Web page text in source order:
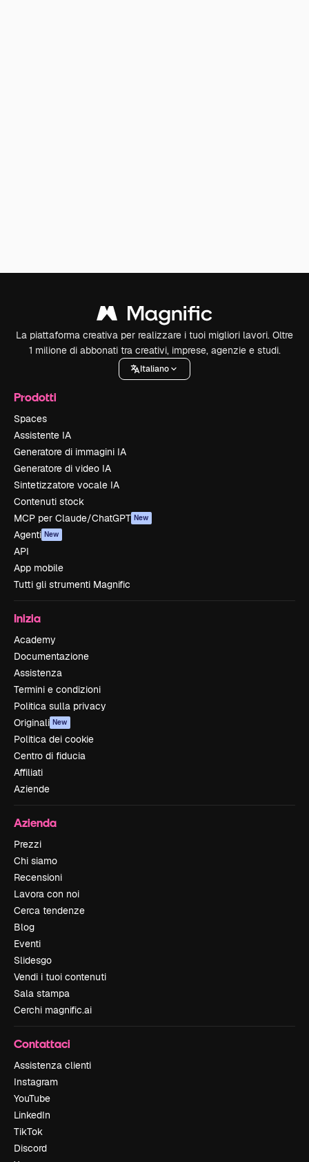
La piattaforma creativa per realizzare i tuoi migliori lavori. Oltre
1 milione di abbonati tra creativi, imprese, agenzie e studi.
Italiano
Prodotti
Spaces
Assistente IA
Generatore di immagini IA
Generatore di video IA
Sintetizzatore vocale IA
Contenuti stock
MCP per Claude/ChatGPT New
Agenti New
API
App mobile
Tutti gli strumenti Magnific
Inizia
Academy
Documentazione
Assistenza
Termini e condizioni
Politica sulla privacy
Originali New
Politica dei cookie
Centro di fiducia
Affiliati
Aziende
Azienda
Prezzi
Chi siamo
Recensioni
Lavora con noi
Cerca tendenze
Blog
Eventi
Slidesgo
Vendi i tuoi contenuti
Sala stampa
Cerchi magnific.ai
Contattaci
Assistenza clienti
Instagram
YouTube
LinkedIn
TikTok
Discord